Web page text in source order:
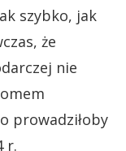
szybko, jak
że
nie
prowadziłoby
r.